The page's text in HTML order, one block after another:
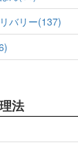
バリー(137)
法